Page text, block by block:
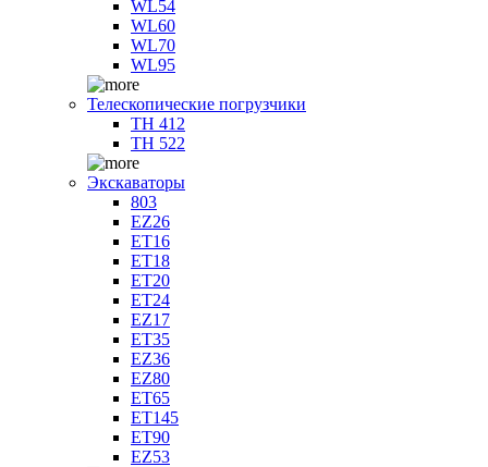
WL54
WL60
WL70
WL95
Телескопические погрузчики
TH 412
TH 522
Экскаваторы
803
EZ26
ET16
ET18
ET20
ET24
EZ17
ET35
EZ36
EZ80
ET65
ET145
ET90
EZ53